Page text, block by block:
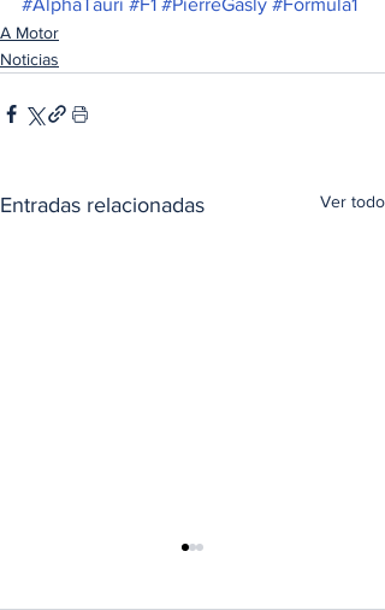
#AlphaTauri #F1 #PierreGasly #Formula1
A Motor
Noticias
Entradas relacionadas Ver todo